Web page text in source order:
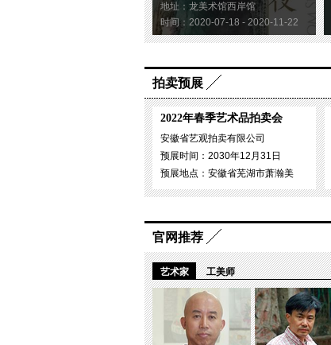
地址：龙美术馆西岸馆
时间：2020-07-18 - 2020-11-22
拍卖预展
2022年春季艺术品拍卖会
安徽省艺观拍卖有限公司
预展时间：2030年12月31日
预展地点：安徽省芜湖市萧瀚美
官网推荐
艺术家 工美师